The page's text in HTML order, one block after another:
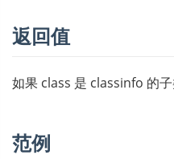
返回值
如果 class 是 classinfo 的
范例